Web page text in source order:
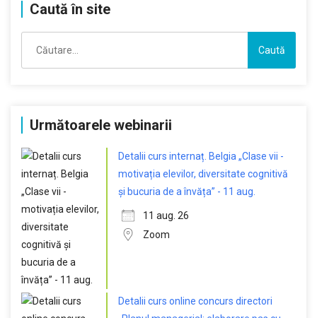
Caută în site
după:
Următoarele webinarii
Detalii curs internaț. Belgia „Clase vii -
motivația elevilor, diversitate cognitivă
și bucuria de a învăța” - 11 aug.
11 aug. 26
Zoom
Detalii curs online concurs directori